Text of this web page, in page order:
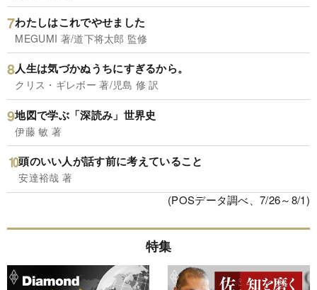
わたしはこれでやせました
MEGUMI 著/道下将太郎 監修
人生は気づかぬうちにすぎるから。
クリス・ギレボー 著/児島 修 訳
地図で学ぶ「深読み」世界史
伊藤 敏 著
頭のいい人が話す前に考えていること
安達裕哉 著
(POSデータ調べ、7/26～8/1)
特集